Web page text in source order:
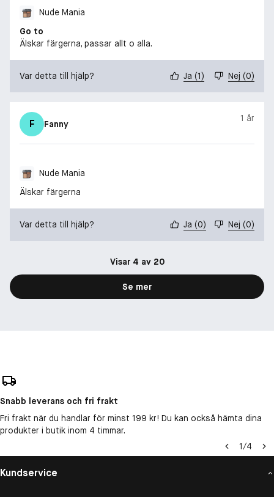
Nude Mania
Go to
Älskar färgerna, passar allt o alla.
Var detta till hjälp? Ja (1) Nej (0)
F Fanny
1 år
Nude Mania
Älskar färgerna
Var detta till hjälp? Ja (0) Nej (0)
Visar 4 av 20
Se mer
Snabb leverans och fri frakt
Fri frakt när du handlar för minst 199 kr! Du kan också hämta dina
produkter i butik inom 4 timmar.
1/4
Kundservice